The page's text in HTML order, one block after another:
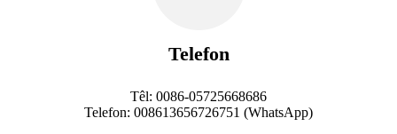
Telefon
Têl: 0086-05725668686
Telefon: 008613656726751 (WhatsApp)